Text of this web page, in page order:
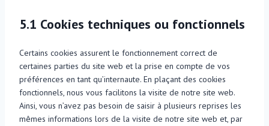
5.1 Cookies techniques ou fonctionnels
Certains cookies assurent le fonctionnement correct de
certaines parties du site web et la prise en compte de vos
préférences en tant qu’internaute. En plaçant des cookies
fonctionnels, nous vous facilitons la visite de notre site web.
Ainsi, vous n’avez pas besoin de saisir à plusieurs reprises les
mêmes informations lors de la visite de notre site web et, par